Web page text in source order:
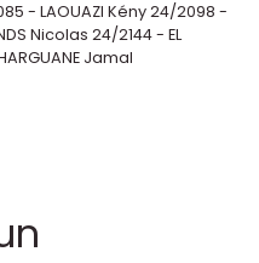
- LAOUAZI Kény 24/2098 -
Nicolas 24/2144 - EL
Jamal